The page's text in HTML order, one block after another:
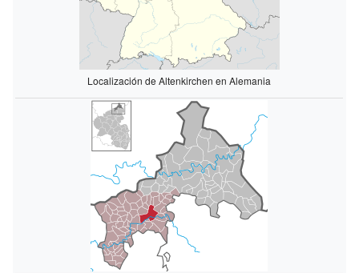
Localización de Altenkirchen en Alemania